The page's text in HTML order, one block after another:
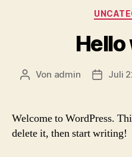
Beitragsautor
Von admin Juli
Welcome to WordPress.
delete it, then start writing!